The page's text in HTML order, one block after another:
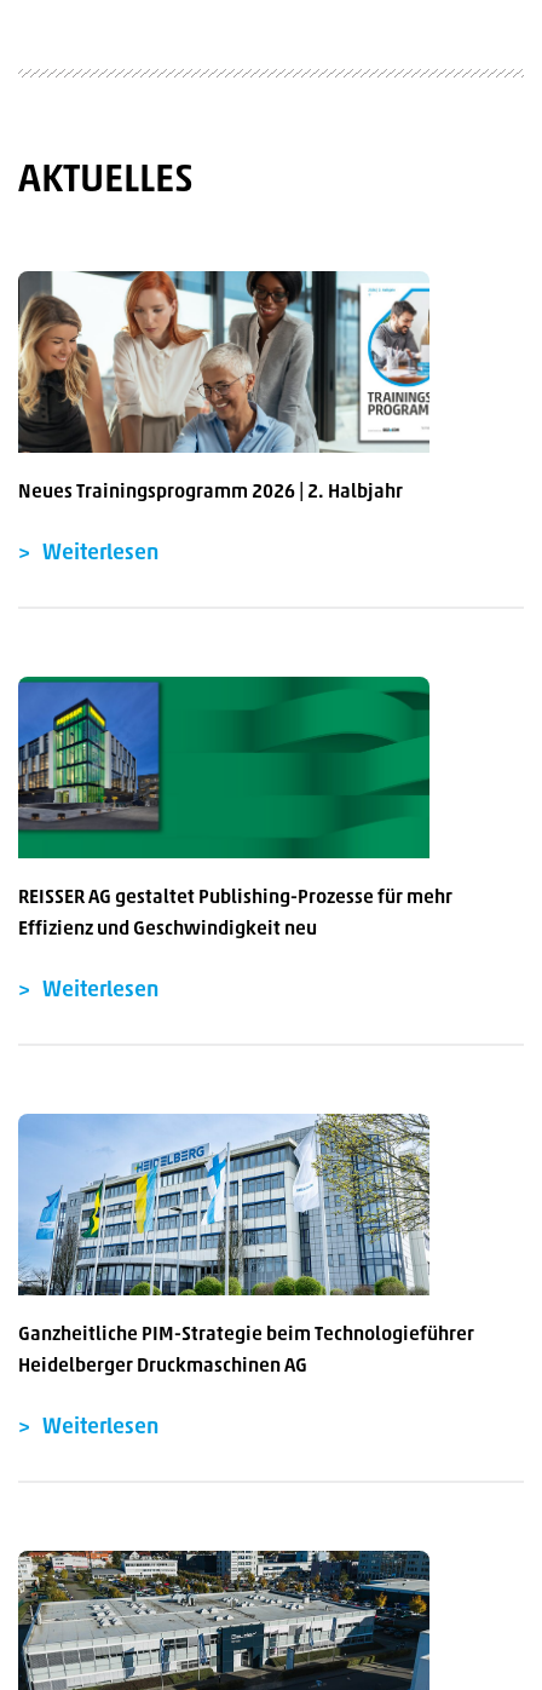
AKTUELLES
Neues Trainingsprogramm 2026 | 2. Halbjahr
Weiterlesen
REISSER AG gestaltet Publishing-Prozesse für mehr
Effizienz und Geschwindigkeit neu
Weiterlesen
Ganzheitliche PIM-Strategie beim Technologieführer
Heidelberger Druckmaschinen AG
Weiterlesen